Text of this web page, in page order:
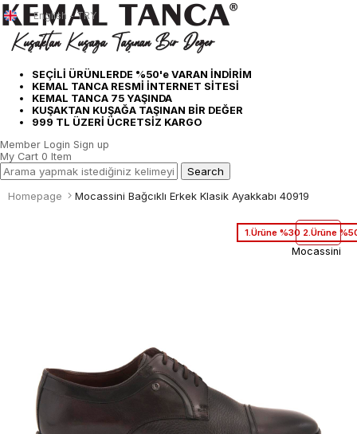
SEÇİLİ ÜRÜNLERDE %50'e VARAN İNDİRİM
KEMAL TANCA RESMİ İNTERNET SİTESİ
KEMAL TANCA 75 YAŞINDA
KUŞAKTAN KUŞAĞA TAŞINAN BİR DEĞER
999 TL ÜZERİ ÜCRETSİZ KARGO
English - TRY
Member Login Sign up
My Cart 0 Item
Homepage Mocassini Bağcıklı Erkek Klasik Ayakkabı 40919
1.Ürüne %30 2.Ürüne
Mocassini